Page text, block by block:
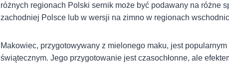
różnych regionach Polski sernik może być podawany na różne
zachodniej Polsce lub w wersji na zimno w regionach
Makowiec, przygotowywany z mielonego maku, jest
świątecznym. Jego przygotowanie jest czasochłonne, ale